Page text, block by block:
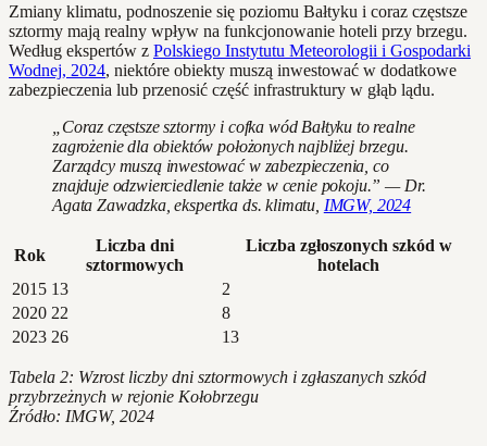
Zmiany klimatu, podnoszenie się poziomu Bałtyku i coraz częstsze
sztormy mają realny wpływ na funkcjonowanie hoteli przy brzegu.
Według ekspertów z Polskiego Instytutu Meteorologii i Gospodarki
Wodnej, 2024, niektóre obiekty muszą inwestować w dodatkowe
zabezpieczenia lub przenosić część infrastruktury w głąb lądu.
„Coraz częstsze sztormy i cofka wód Bałtyku to realne
zagrożenie dla obiektów położonych najbliżej brzegu.
Zarządcy muszą inwestować w zabezpieczenia, co
znajduje odzwierciedlenie także w cenie pokoju.” — Dr.
Agata Zawadzka, ekspertka ds. klimatu, IMGW, 2024
Rok
Liczba dni
sztormowych
Liczba zgłoszonych szkód w
hotelach
2015 13
2
2020 22
8
2023 26 13
Tabela 2: Wzrost liczby dni sztormowych i zgłaszanych szkód
przybrzeżnych w rejonie Kołobrzegu
Źródło: IMGW, 2024